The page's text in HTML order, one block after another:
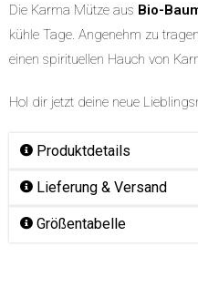
Die Karma Mütze aus Bio-
kühle Tage. Angenehm zu
einen spirituellen Hauch von
Hol dir jetzt deine neue
Produktdetails
Lieferung & Versand
Größentabelle